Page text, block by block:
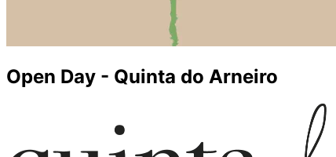
Open Day - Quinta do Arneiro